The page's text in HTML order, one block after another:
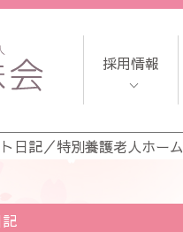
採用情報
日記／特別養護老人ホーム